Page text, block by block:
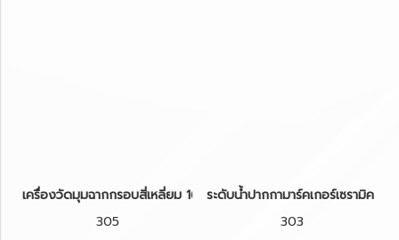
เครื่องวัดมุมฉากกรอบสี่เหลี่ยม 16"x24" KAPRO รุ่น 305
305
ระดับน้ำปากกามาร์คเกอร์เซรามิค
303